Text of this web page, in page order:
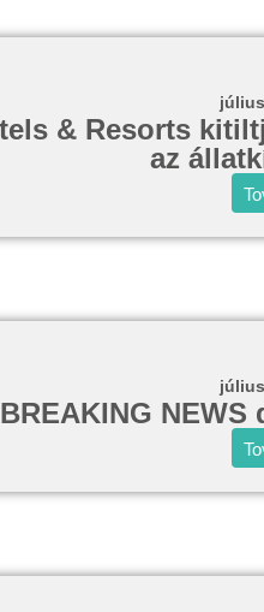
& Resorts
az
BREAKING